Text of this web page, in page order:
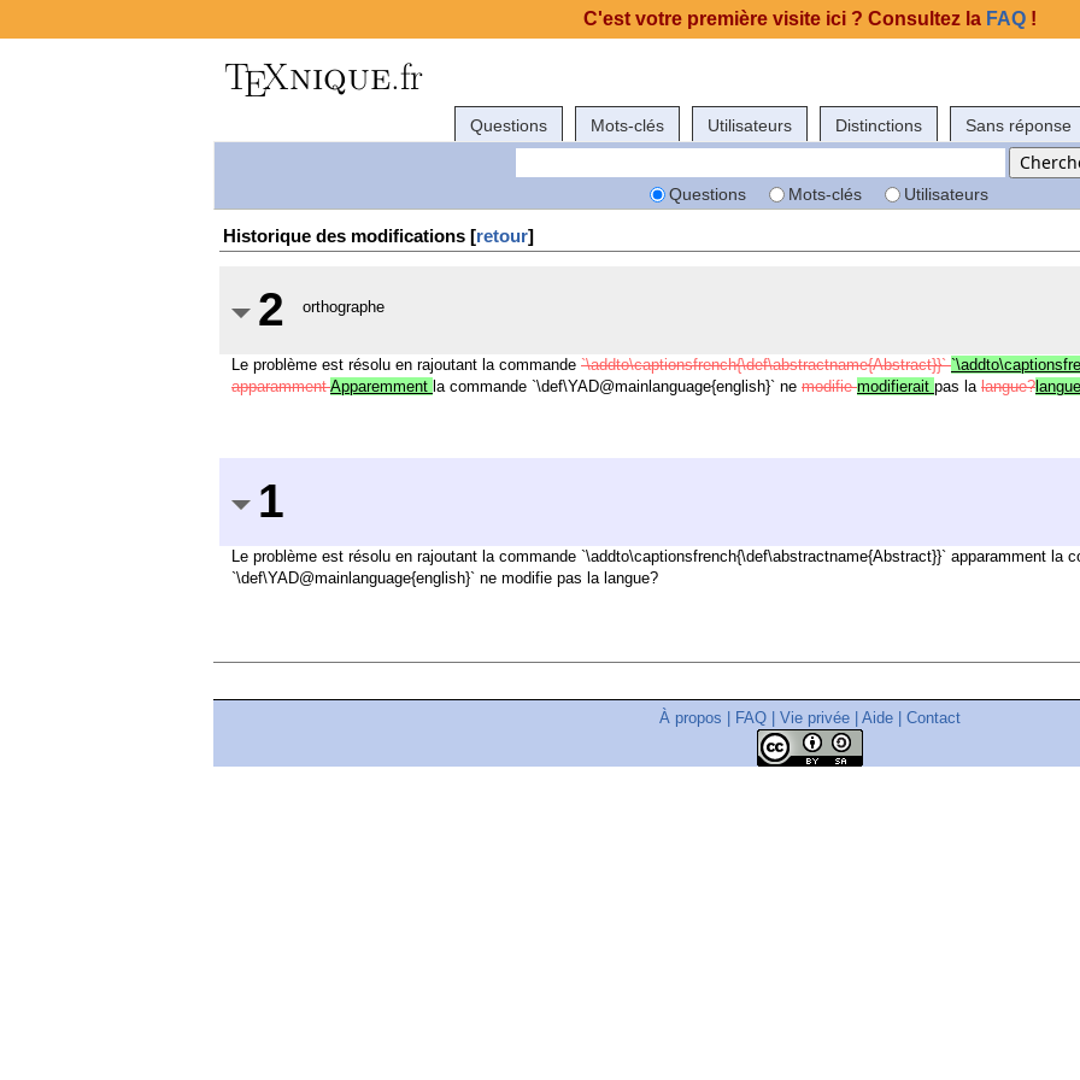
Questions Mots-clés Utilisateurs Distinctions Sans réponse
Questions Mots-clés Utilisateurs
Historique des modifications [retour]
2 orthographe
Le problème est résolu en rajoutant la commande `\addto\captionsfrench{\def\abstractname{Abstract}}`
apparammentApparemment la commande `\def\YAD@mainlanguage{english}` ne modifiemodifierait pas la langue?
1
Le problème est résolu en rajoutant la commande `\addto\captionsfrench{\def\abstractname{Abstract}}` apparamment la
`\def\YAD@mainlanguage{english}` ne modifie pas la langue?
À propos FAQ Vie privée Aide Contact
C'est votre première visite ici ? Consultez la FAQ !